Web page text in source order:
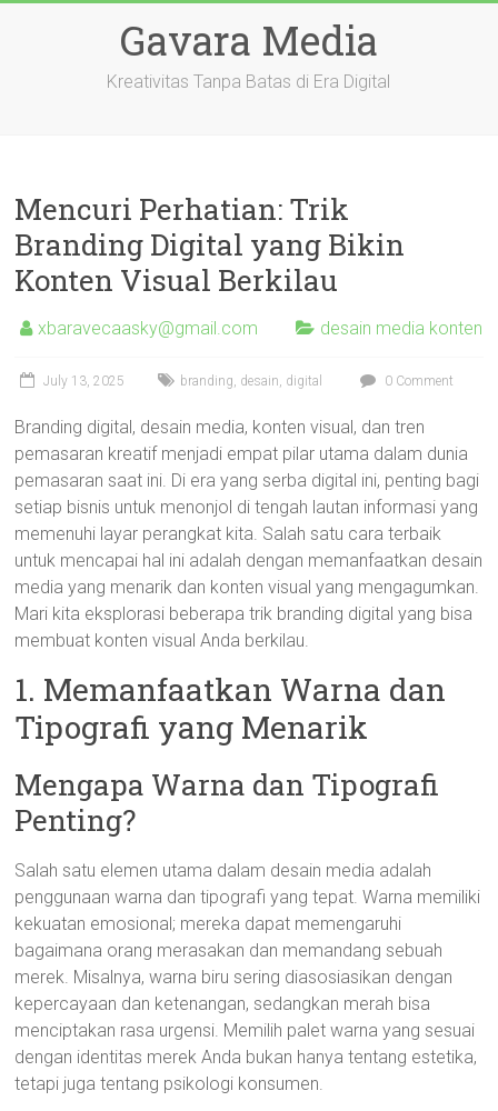
Gavara Media
Kreativitas Tanpa Batas di Era Digital
Mencuri Perhatian: Trik
Branding Digital yang Bikin
Konten Visual Berkilau
xbaravecaasky@gmail.com desain media konten
July 13, 2025 branding, desain, digital 0 Comment
Branding digital, desain media, konten visual, dan tren
pemasaran kreatif menjadi empat pilar utama dalam dunia
pemasaran saat ini. Di era yang serba digital ini, penting bagi
setiap bisnis untuk menonjol di tengah lautan informasi yang
memenuhi layar perangkat kita. Salah satu cara terbaik
untuk mencapai hal ini adalah dengan memanfaatkan desain
media yang menarik dan konten visual yang mengagumkan.
Mari kita eksplorasi beberapa trik branding digital yang bisa
membuat konten visual Anda berkilau.
1. Memanfaatkan Warna dan
Tipografi yang Menarik
Mengapa Warna dan Tipografi
Penting?
Salah satu elemen utama dalam desain media adalah
penggunaan warna dan tipografi yang tepat. Warna memiliki
kekuatan emosional; mereka dapat memengaruhi
bagaimana orang merasakan dan memandang sebuah
merek. Misalnya, warna biru sering diasosiasikan dengan
kepercayaan dan ketenangan, sedangkan merah bisa
menciptakan rasa urgensi. Memilih palet warna yang sesuai
dengan identitas merek Anda bukan hanya tentang estetika,
tetapi juga tentang psikologi konsumen.